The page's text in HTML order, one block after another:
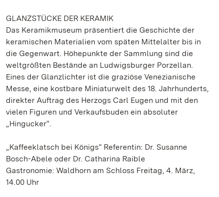
GLANZSTÜCKE DER KERAMIK
Das Keramikmuseum präsentiert die Geschichte der
keramischen Materialien vom späten Mittelalter bis in
die Gegenwart. Höhepunkte der Sammlung sind die
weltgrößten Bestände an Ludwigsburger Porzellan.
Eines der Glanzlichter ist die graziöse Venezianische
Messe, eine kostbare Miniaturwelt des 18. Jahrhunderts,
direkter Auftrag des Herzogs Carl Eugen und mit den
vielen Figuren und Verkaufsbuden ein absoluter
„Hingucker“.
„Kaffeeklatsch bei Königs“ Referentin: Dr. Susanne
Bosch-Abele oder Dr. Catharina Raible
Gastronomie: Waldhorn am Schloss Freitag, 4. März,
14.00 Uhr